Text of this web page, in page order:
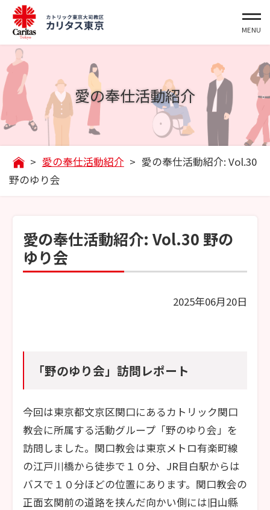
愛の奉仕活動紹介
> 愛の奉仕活動紹介 > 愛の奉仕活動紹介: Vol.30
野のゆり会
愛の奉仕活動紹介: Vol.30 野の
ゆり会
2025年06月20日
「野のゆり会」訪問レポート
今回は東京都文京区関口にあるカトリック関口
教会に所属する活動グループ「野のゆり会」を
訪問しました。関口教会は東京メトロ有楽町線
の江戸川橋から徒歩で１０分、JR目白駅からは
バスで１０分ほどの位置にあります。関口教会の
正面玄関前の道路を挟んだ向かい側には旧山縣